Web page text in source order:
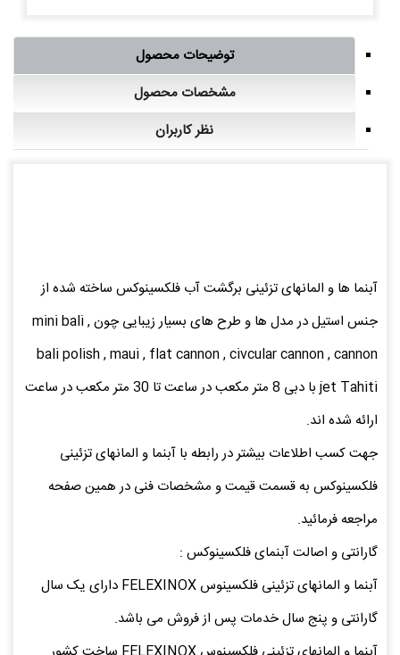
توضیحات محصول
مشخصات محصول
نظر کاربران
آبنما ها و المانهای تزئینی برگشت آب فلکسینوکس ساخته شده از
جنس استیل در مدل ها و طرح های بسیار زیبایی چون mini bali ,
bali polish , maui , flat cannon , civcular cannon , cannon
jet Tahiti با دبی 8 متر مکعب در ساعت تا 30 متر مکعب در ساعت
ارائه شده اند.
جهت کسب اطلاعات بیشتر در رابطه با آبنما و المانهای تزئینی
فلکسینوکس به قسمت قیمت و مشخصات فنی در همین صفحه
مراجعه فرمائید.
گارانتی و اصالت آبنمای فلکسینوکس :
آبنما و المانهای تزئینی فلکسینوس FELEXINOX دارای یک سال
گارانتی و پنج سال خدمات پس از فروش می باشد.